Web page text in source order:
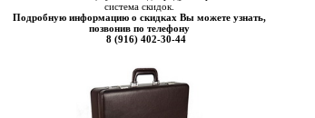
система скидок.
Подробную информацию о скидках Вы можете узнать,
позвонив по телефону
8 (916) 402-30-44